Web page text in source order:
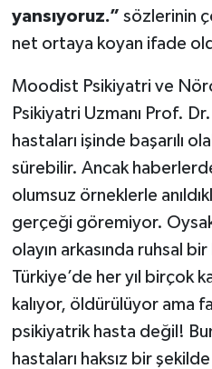
yansıyoruz.” sözlerinin
net ortaya koyan ifade
Moodist Psikiyatri ve
Psikiyatri Uzmanı Prof.
hastaları işinde başarılı
sürebilir. Ancak
olumsuz örneklerle
gerçeği göremiyor.
olayın arkasında ruhsal
Türkiye’de her yıl birçok
kalıyor, öldürülüyor ama
psikiyatrik hasta değil!
hastaları haksız bir